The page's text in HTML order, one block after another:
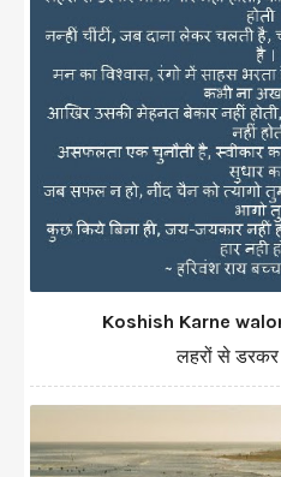
Koshish Karne
लहरों से डरकर